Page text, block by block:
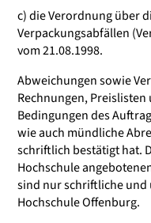
c) die Verordnung über
Verpackungsabfällen
vom 21.08.1998.
Abweichungen sowie
Rechnungen,
Bedingungen des
wie auch mündliche
schriftlich bestätigt hat.
Hochschule
sind nur schriftliche
Hochschule Offenburg.